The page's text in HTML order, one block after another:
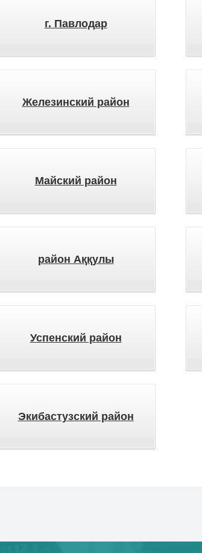
г. Павлодар
Железинский район
Майский район
район Аққулы
Успенский район
Экибастузский район